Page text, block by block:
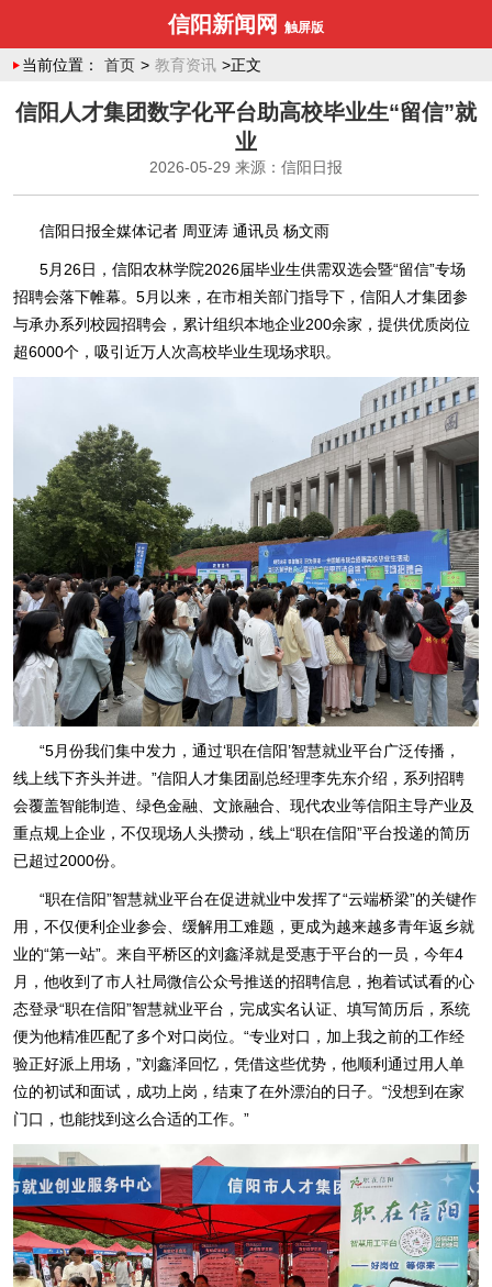
信阳新闻网 触屏版
当前位置： 首页 > 教育资讯 >正文
信阳人才集团数字化平台助高校毕业生“留信”就
业
2026-05-29 来源：信阳日报
信阳日报全媒体记者 周亚涛 通讯员 杨文雨
5月26日，信阳农林学院2026届毕业生供需双选会暨“留信”专场
招聘会落下帷幕。5月以来，在市相关部门指导下，信阳人才集团参
与承办系列校园招聘会，累计组织本地企业200余家，提供优质岗位
超6000个，吸引近万人次高校毕业生现场求职。
“5月份我们集中发力，通过‘职在信阳’智慧就业平台广泛传播，
线上线下齐头并进。”信阳人才集团副总经理李先东介绍，系列招聘
会覆盖智能制造、绿色金融、文旅融合、现代农业等信阳主导产业及
重点规上企业，不仅现场人头攒动，线上“职在信阳”平台投递的简历
已超过2000份。
“职在信阳”智慧就业平台在促进就业中发挥了“云端桥梁”的关键作
用，不仅便利企业参会、缓解用工难题，更成为越来越多青年返乡就
业的“第一站”。来自平桥区的刘鑫泽就是受惠于平台的一员，今年4
月，他收到了市人社局微信公众号推送的招聘信息，抱着试试看的心
态登录“职在信阳”智慧就业平台，完成实名认证、填写简历后，系统
便为他精准匹配了多个对口岗位。“专业对口，加上我之前的工作经
验正好派上用场，”刘鑫泽回忆，凭借这些优势，他顺利通过用人单
位的初试和面试，成功上岗，结束了在外漂泊的日子。“没想到在家
门口，也能找到这么合适的工作。”